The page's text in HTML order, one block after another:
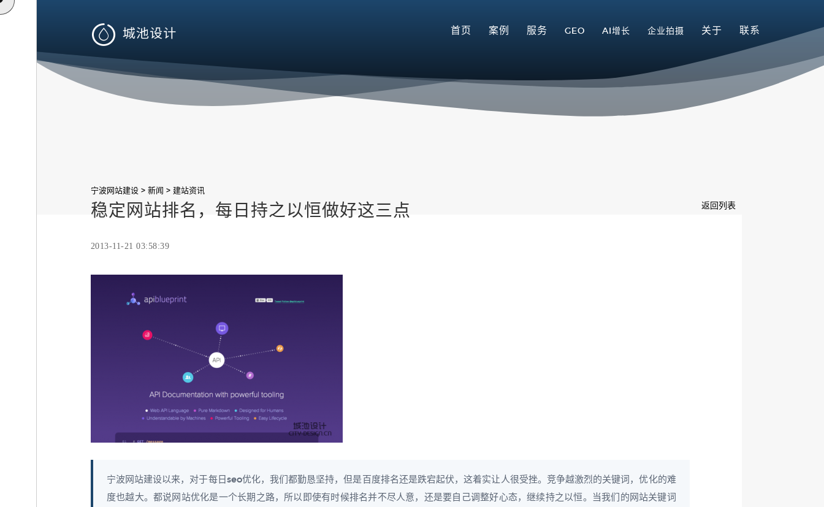
 首页 案例 服务 GEO AI增长 企业拍摄 关于 联系
宁波网站建设> 新闻 > 建站资讯
返回列表
稳定网站排名，每日持之以恒做好这三点
2013-11-21 03:58:39
宁波网站建设以来，对于每日seo优化，我们都勤恳坚持，但是百度排名还是跌宕起伏，这着实让人很受挫。竞争越激烈的关键词，优化的难
度也越大。都说网站优化是一个长期之路，所以即使有时候排名并不尽人意，还是要自己调整好心态，继续持之以恒。当我们的网站关键词